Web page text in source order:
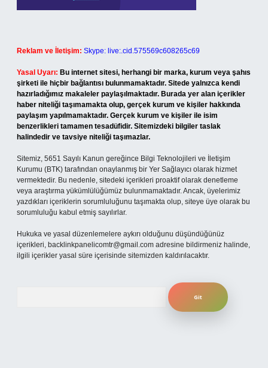
Reklam ve İletişim: Skype: live:.cid.575569c608265c69
Yasal Uyarı: Bu internet sitesi, herhangi bir marka, kurum veya şahıs
şirketi ile hiçbir bağlantısı bulunmamaktadır. Sitede yalnızca kendi
hazırladığımız makaleler paylaşılmaktadır. Burada yer alan içerikler
haber niteliği taşımamakta olup, gerçek kurum ve kişiler hakkında
paylaşım yapılmamaktadır. Gerçek kurum ve kişiler ile isim
benzerlikleri tamamen tesadüfidir. Sitemizdeki bilgiler taslak
halindedir ve tavsiye niteliği taşımazlar.
Sitemiz, 5651 Sayılı Kanun gereğince Bilgi Teknolojileri ve İletişim
Kurumu (BTK) tarafından onaylanmış bir Yer Sağlayıcı olarak hizmet
vermektedir. Bu nedenle, sitedeki içerikleri proaktif olarak denetleme
veya araştırma yükümlülüğümüz bulunmamaktadır. Ancak, üyelerimiz
yazdıkları içeriklerin sorumluluğunu taşımakta olup, siteye üye olarak bu
sorumluluğu kabul etmiş sayılırlar.
Hukuka ve yasal düzenlemelere aykırı olduğunu düşündüğünüz
içerikleri, backlinkpanelicomtr@gmail.com adresine bildirmeniz halinde,
ilgili içerikler yasal süre içerisinde sitemizden kaldırılacaktır.